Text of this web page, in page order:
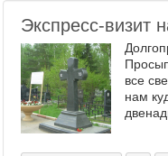
Экспресс-визит
все
нам